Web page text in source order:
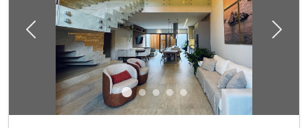
Previous Next